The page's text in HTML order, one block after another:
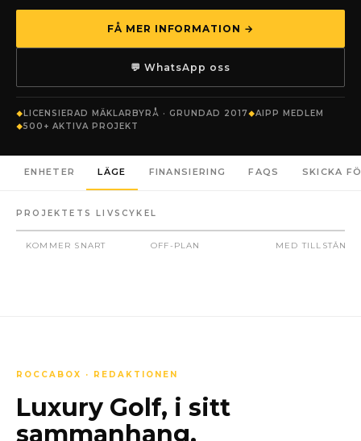
FÅ MER INFORMATION →
💬 WhatsApp oss
LICENSIERAD MÄKLARBYRÅ · GRUNDAD 2017
AIPP MEDLEM
500+ AKTIVA PROJEKT
ENHETER LÄGE FINANSIERING FAQS SKICKA
PROJEKTETS LIVSCYKEL
KOMMER SNART OFF-PLAN MED TILLSTÅND
ROCCABOX · REDAKTIONEN
Luxury Golf, i sitt
sammanhang.